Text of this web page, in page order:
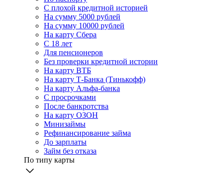
С плохой кредитной историей
На сумму 5000 рублей
На сумму 10000 рублей
На карту Сбера
С 18 лет
Для пенсионеров
Без проверки кредитной истории
На карту ВТБ
На карту Т-Банка (Тинькофф)
На карту Альфа-банка
С просрочками
После банкротства
На карту ОЗОН
Минизаймы
Рефинансирование займа
До зарплаты
Займ без отказа
По типу карты